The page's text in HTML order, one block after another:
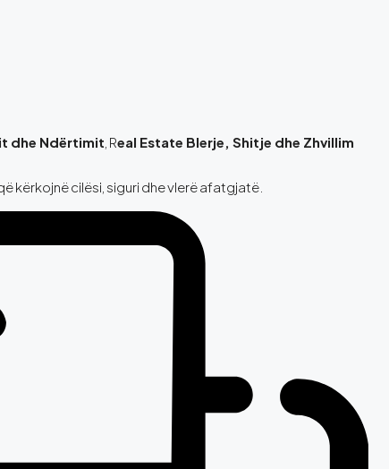
dhe Ndërtimit , Real Estate Blerje, Shitje dhe Zhvillim
kërkojnë cilësi, siguri dhe vlerë afatgjatë.